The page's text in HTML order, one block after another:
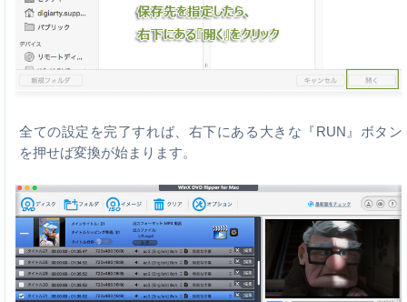
全ての設定を完了すれば、右下にある大きな『RUN』ボタン
を押せば変換が始まります。